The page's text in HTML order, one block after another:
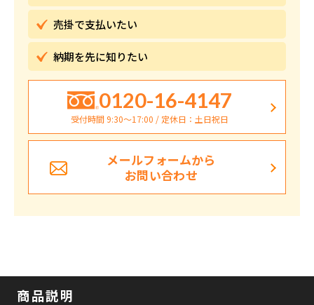
売掛で支払いたい
納期を先に知りたい
0120-16-4147
受付時間 9:30〜17:00 / 定休日：土日祝日
メールフォームから
お問い合わせ
商品説明